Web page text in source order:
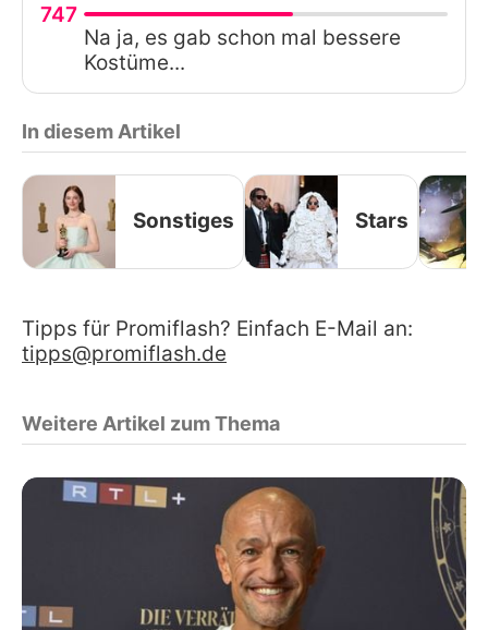
747
Na ja, es gab schon mal bessere
Kostüme...
In diesem Artikel
Sonstiges Stars
Tipps für Promiflash? Einfach E-Mail an:
tipps@promiflash.de
Weitere Artikel zum Thema